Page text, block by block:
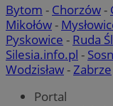
Bytom - Chorzów-
Mikołów-
Pyskowice - Ruda
Silesia.info.pl -
Wodzisław- Zabrze
Portal
QeSessID
MvSessID